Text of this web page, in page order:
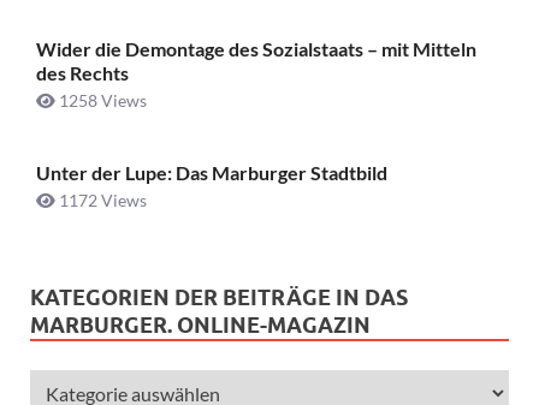
Wider die Demontage des Sozialstaats – mit Mitteln
des Rechts
1258 Views
Unter der Lupe: Das Marburger Stadtbild
1172 Views
KATEGORIEN DER BEITRÄGE IN DAS
MARBURGER. ONLINE-MAGAZIN